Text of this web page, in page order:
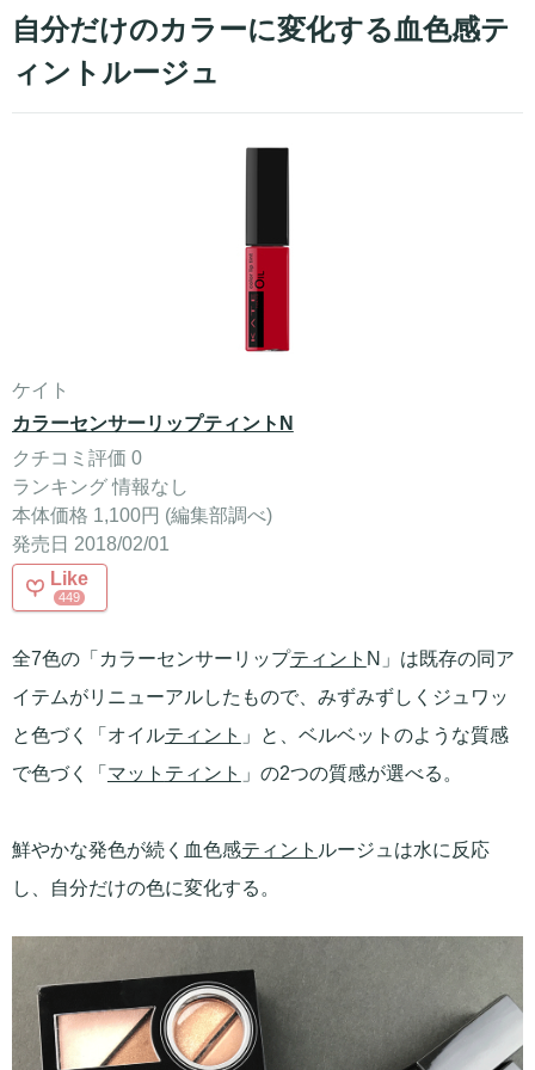
自分だけのカラーに変化する血色感テ
ィントルージュ
ケイト
カラーセンサーリップティントN
クチコミ評価 0
ランキング 情報なし
本体価格 1,100円 (編集部調べ)
発売日 2018/02/01
Like
449
全7色の「カラーセンサーリップティント N」は既存の同ア
イテムがリニューアルしたもので、みずみずしくジュワッ
と色づく「オイルティント 」と、ベルベットのような質感
で色づく「 マット ティント 」の2つの質感が選べる。
鮮やかな発色が続く血色感ティント ルージュは水に反応
し、自分だけの色に変化する。